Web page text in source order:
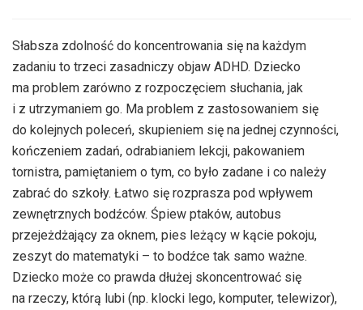
Słabsza zdolność do koncentrowania się na każdym
zadaniu to trzeci zasadniczy objaw ADHD. Dziecko
ma problem zarówno z rozpoczęciem słuchania, jak
i z utrzymaniem go. Ma problem z zastosowaniem się
do kolejnych poleceń, skupieniem się na jednej czynności,
kończeniem zadań, odrabianiem lekcji, pakowaniem
tornistra, pamiętaniem o tym, co było zadane i co należy
zabrać do szkoły. Łatwo się rozprasza pod wpływem
zewnętrznych bodźców. Śpiew ptaków, autobus
przejeżdżający za oknem, pies leżący w kącie pokoju,
zeszyt do matematyki – to bodźce tak samo ważne.
Dziecko może co prawda dłużej skoncentrować się
na rzeczy, którą lubi (np. klocki lego, komputer, telewizor),